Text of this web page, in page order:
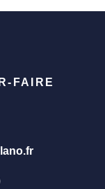
FAIRE